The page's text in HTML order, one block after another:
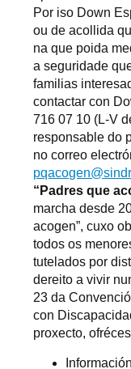
Por iso Down
ou de acollida
na que poida
a seguridade
familias
contactar con
716 07 10 (L-V
responsable do
no correo
“Padres que
marcha desde
acogen”, cuxo
todos os
tutelados por
dereito a vivir
23 da
con
proxecto,